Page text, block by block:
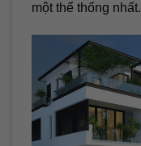
một thể thống nhất.